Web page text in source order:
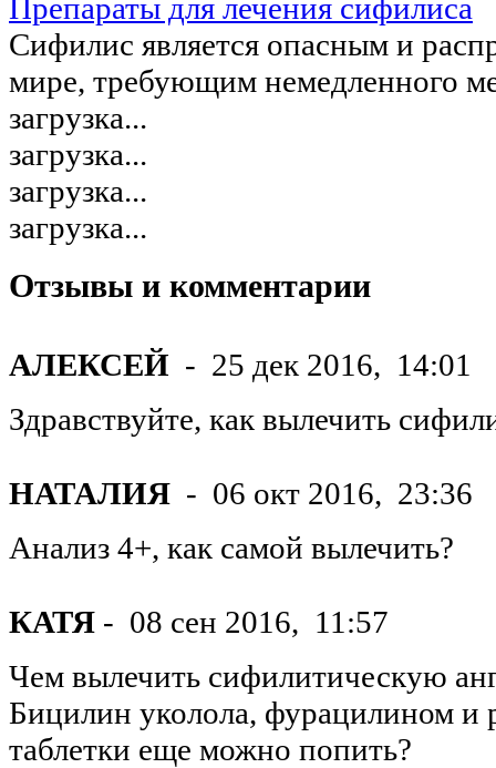
Препараты для лечения сифилиса
Сифилис является опасным и
мире, требующим немедленного
загрузка...
загрузка...
загрузка...
загрузка...
Отзывы и комментарии
АЛЕКСЕЙ - 25 дек 2016, 14:01
Здравствуйте, как вылечить
НАТАЛИЯ - 06 окт 2016, 23:36
Анализ 4+, как самой вылечить?
КАТЯ - 08 сен 2016, 11:57
Чем вылечить сифилитическую
Бицилин уколола, фурацилином и
таблетки еще можно попить?